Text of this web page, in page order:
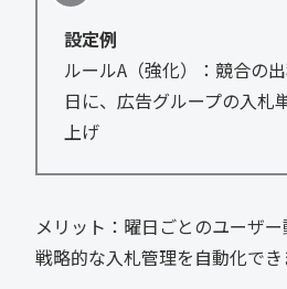
設定例
ルールA（強化）：競合の
日に、広告グループの入札
上げ
メリット：曜日ごとのユーザ
戦略的な入札管理を自動化でき